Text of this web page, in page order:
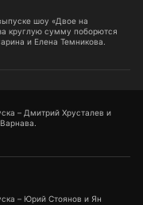
шоу «Двое на
круглую сумму поборются
и Елена Темникова.
– Дмитрий Хрусталев и
– Юрий Стоянов и Ян